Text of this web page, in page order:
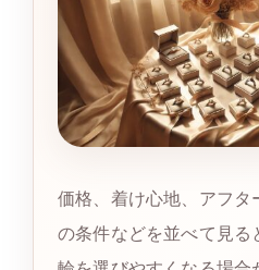
価格、着け心地、アフタ
の条件などを並べて見る